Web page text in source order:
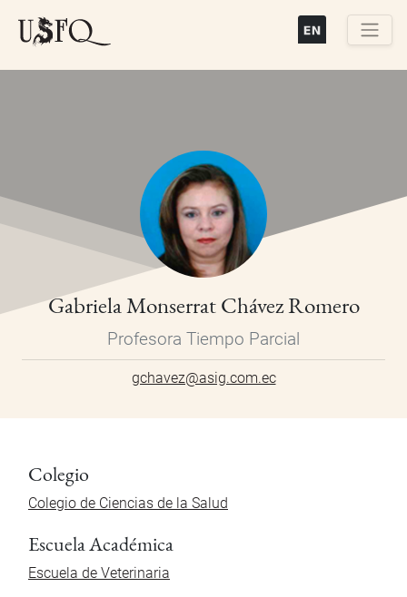
Gabriela Monserrat Chávez Romero
Profesora Tiempo Parcial
gchavez@asig.com.ec
Colegio
Colegio de Ciencias de la Salud
Escuela Académica
Escuela de Veterinaria